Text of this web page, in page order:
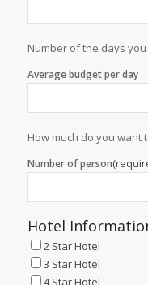
Number of the days
Average budget per day
How much do you want
Number of person
Hotel
2 Star Hotel
3 Star Hotel
4 Star Hotel